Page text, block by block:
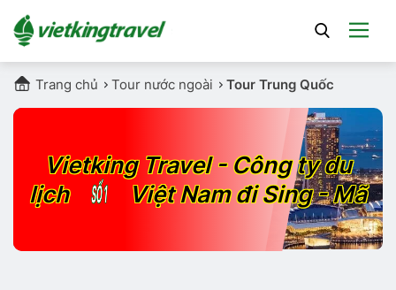
Trang chủ Tour nước ngoài Tour Trung Quốc
Vietking Travel - Công ty du
lịch
SỐ 1 Việt Nam đi Sing - Mã